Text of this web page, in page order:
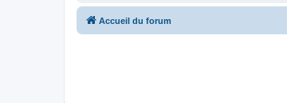
Accueil du forum